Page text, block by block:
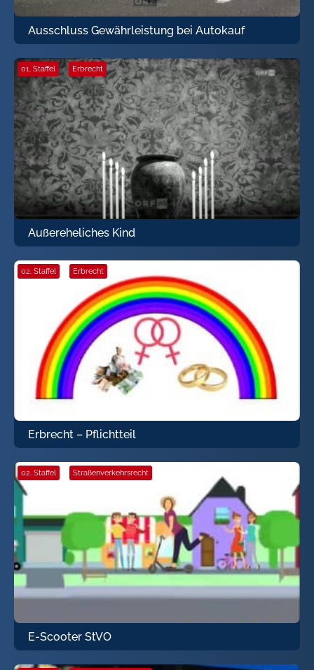
Ausschluss Gewährleistung bei Autokauf
01. Staffel · Erbrecht
Außereheliches Kind
02. Staffel Erbrecht
Erbrecht – Pflichtteil
02. Staffel Straßenverkehrsrecht
E-Scooter StVO